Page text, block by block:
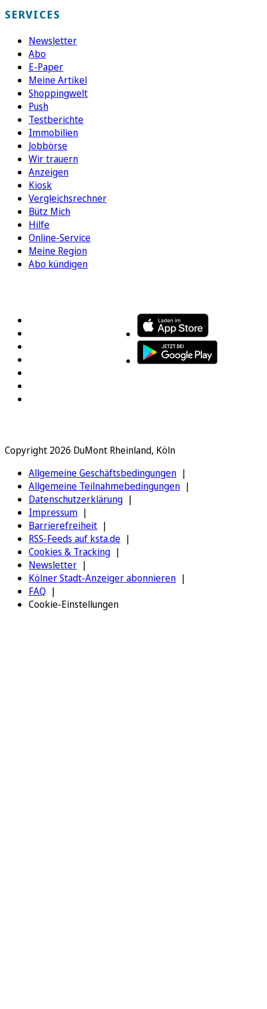
SERVICES
Newsletter
Abo
E-Paper
Meine Artikel
Shoppingwelt
Push
Testberichte
Immobilien
Jobbörse
Wir trauern
Anzeigen
Kiosk
Vergleichsrechner
Bütz Mich
Hilfe
Online-Service
Meine Region
Abo kündigen
Copyright 2026 DuMont Rheinland, Köln
Allgemeine Geschäftsbedingungen
Allgemeine Teilnahmebedingungen
Datenschutzerklärung
Impressum
Barrierefreiheit
RSS-Feeds auf ksta.de
Cookies & Tracking
Newsletter
Kölner Stadt-Anzeiger abonnieren
FAQ
Cookie-Einstellungen